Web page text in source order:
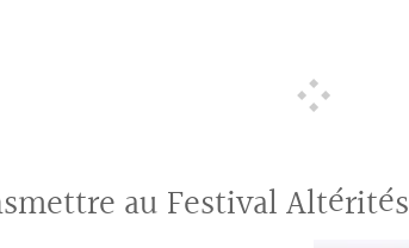
au Festival Altérités